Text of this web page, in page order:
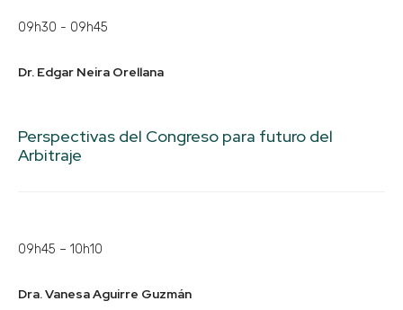
09h30 - 09h45
Dr. Edgar Neira Orellana
Perspectivas del Congreso para futuro del
Arbitraje
09h45 – 10h10
Dra. Vanesa Aguirre Guzmán